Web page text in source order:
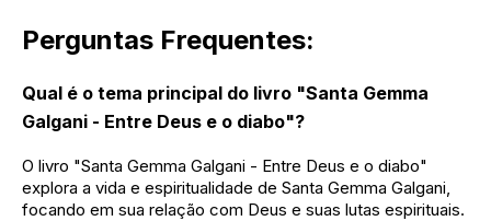
Perguntas Frequentes:
Qual é o tema principal do livro "Santa Gemma
Galgani - Entre Deus e o diabo"?
O livro "Santa Gemma Galgani - Entre Deus e o diabo"
explora a vida e espiritualidade de Santa Gemma Galgani,
focando em sua relação com Deus e suas lutas espirituais.